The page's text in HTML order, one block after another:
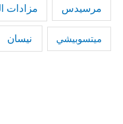
مرسيدس مزادات
ميتسوبيشي نيسان